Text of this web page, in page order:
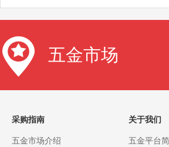
五金市场
采购指南
五金市场介绍
关于我们
五金平台